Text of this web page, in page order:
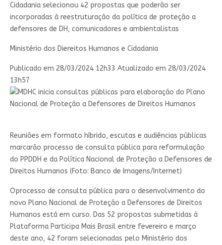
Cidadania selecionou 42 propostas que poderão ser
incorporadas à reestruturação da política de proteção a
defensores de DH, comunicadores e ambientalistas
Ministério dos Diereitos Humanos e Cidadania
Publicado em 28/03/2024 12h33 Atualizado em 28/03/2024
13h57
Reuniões em formato híbrido, escutas e audiências públicas
marcarão processo de consulta pública para reformulação
do PPDDH e da Política Nacional de Proteção a Defensores de
Direitos Humanos (Foto: Banco de Imagens/Internet)
Oprocesso de consulta pública para o desenvolvimento do
novo Plano Nacional de Proteção a Defensores de Direitos
Humanos está em curso. Das 52 propostas submetidas à
Plataforma Participa Mais Brasil entre fevereiro e março
deste ano, 42 foram selecionadas pelo Ministério dos